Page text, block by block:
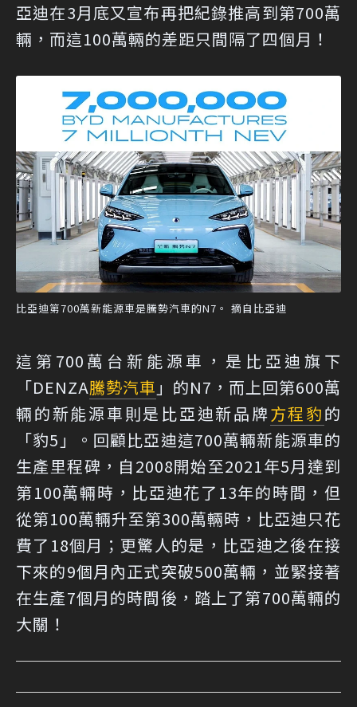
亞迪在3月底又宣布再把紀錄推高到第700萬
輛，而這100萬輛的差距只間隔了四個月！
比亞迪第700萬新能源車是騰勢汽車的N7。 摘自比亞迪
這第700萬台新能源車，是比亞迪旗下
「DENZA騰勢汽車 」的N7，而上回第600萬
輛的新能源車則是比亞迪新品牌方程豹的
「豹5」。回顧比亞迪這700萬輛新能源車的
生產里程碑，自2008開始至2021年5月達到
第100萬輛時，比亞迪花了13年的時間，但
從第100萬輛升至第300萬輛時，比亞迪只花
費了18個月；更驚人的是，比亞迪之後在接
下來的9個月內正式突破500萬輛，並緊接著
在生產7個月的時間後，踏上了第700萬輛的
大關！